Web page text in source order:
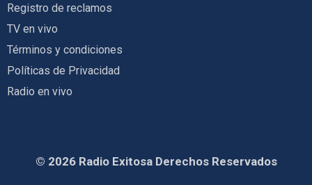
Registro de reclamos
TV en vivo
Términos y condiciones
Políticas de Privacidad
Radio en vivo
© 2026 Radio Exitosa Derechos Reservados